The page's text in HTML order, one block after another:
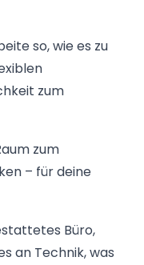
so, wie es zu
zum
zum
– für deine
Büro,
an Technik, was